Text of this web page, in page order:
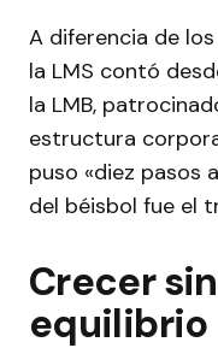
A diferencia de
la LMS contó
la LMB,
estructura
puso «diez pasos
del béisbol fue el
Crecer
equilibrio